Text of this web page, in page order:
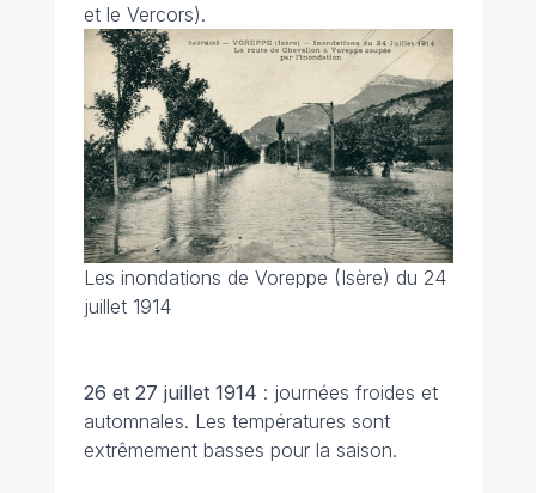
et le Vercors).
Les inondations de Voreppe (Isère) du 24
juillet 1914
26 et 27 juillet 1914 : journées froides et
automnales. Les températures sont
extrêmement basses pour la saison.